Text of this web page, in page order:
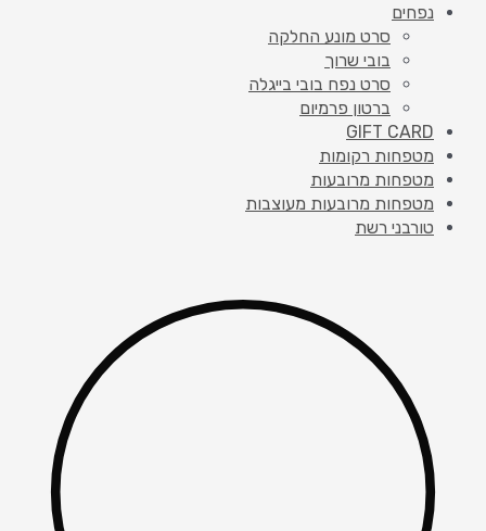
נפחים
סרט מונע החלקה
בובי שרוך
סרט נפח בובי בייגלה
ברטון פרמיום
GIFT CARD
מטפחות רקומות
מטפחות מרובעות
מטפחות מרובעות מעוצבות
טורבני רשת